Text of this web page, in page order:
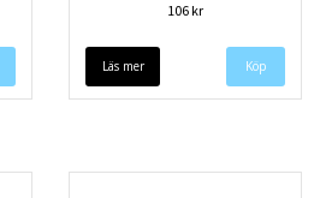
106 kr
Läs mer